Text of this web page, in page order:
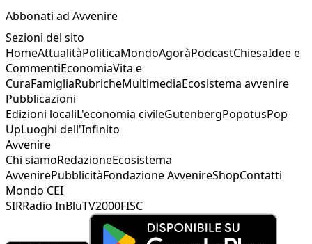
Abbonati ad Avvenire
Sezioni del sito
HomeAttualitàPoliticaMondoAgoràPodcastChiesaIdee e
CommentiEconomiaVita e
CuraFamigliaRubricheMultimediaEcosistema avvenire
Pubblicazioni
Edizioni localiL'economia civileGutenbergPopotusPop
UpLuoghi dell'Infinito
Avvenire
Chi siamoRedazioneEcosistema
AvvenirePubblicitàFondazione AvvenireShopContatti
Mondo CEI
SIRRadio InBluTV2000FISC